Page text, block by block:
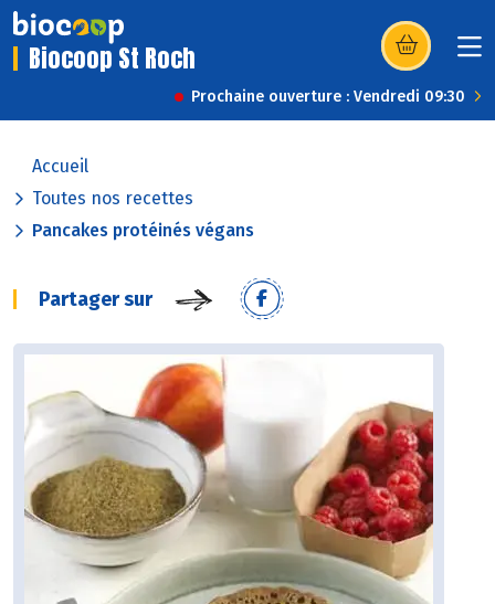
Biocoop St Roch (s’ouvre dans
Prochaine ouverture : Vendredi 09:30
Accueil
Toutes nos recettes
Pancakes protéinés végans
Partager sur